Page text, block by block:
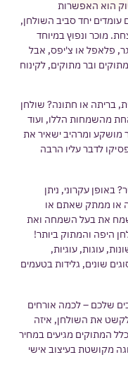
הוא האפשרות
יחד סביב השולחן,
מוכר ונפוץ במיוחד
פלאפל או צ'יפס, אבל
ובר מתוקים, לקינוח
בריתה או חתונה? שולחן
מהשמחות הללו, ועוד
מושקע ומרהיב ישאיר את
לדבר עליו הרבה
עקרוני, ניתן
או ממתק שאתם או
את בעל השמחה ואת
היפה והמתוק ביותר!
עוגות, עוגיות,
שונים, גלידות בטעמים
שלכם – לכמה אורחים
את השולחן, איזה
המתוקים מגיעים במחיר
מקושטת בעיצוב אישי